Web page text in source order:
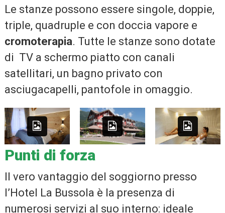
Le stanze possono essere singole, doppie,
triple, quadruple e con doccia vapore e
cromoterapia. Tutte le stanze sono dotate
di TV a schermo piatto con canali
satellitari, un bagno privato con
asciugacapelli, pantofole in omaggio.
Camera Hotel Spa
Punti di forza
Il vero vantaggio del soggiorno presso
l’Hotel La Bussola è la presenza di
numerosi servizi al suo interno: ideale